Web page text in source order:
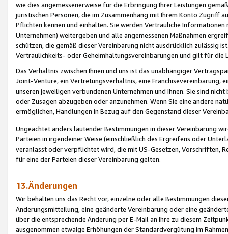
wie dies angemessenerweise für die Erbringung Ihrer Leistungen
juristischen Personen, die im Zusammenhang mit Ihrem Konto
Pflichten kennen und einhalten. Sie werden Vertrauliche
Unternehmen) weitergeben und alle angemessenen Maßnahmen
schützen, die gemäß dieser Vereinbarung nicht ausdrücklich zulässig
Vertraulichkeits- oder Geheimhaltungsvereinbarungen und gilt für die
Das Verhältnis zwischen Ihnen und uns ist das unabhängiger
Joint-Venture, ein Vertretungsverhältnis, eine Franchisevereinbarung,
unseren jeweiligen verbundenen Unternehmen und Ihnen. Sie sind
oder Zusagen abzugeben oder anzunehmen. Wenn Sie eine andere
ermöglichen, Handlungen in Bezug auf den Gegenstand dieser
Ungeachtet anders lautender Bestimmungen in dieser Vereinbarung
Parteien in irgendeiner Weise (einschließlich des Ergreifens oder
veranlasst oder verpflichtet wird, die mit US-Gesetzen, Vorschriften,
für eine der Parteien dieser Vereinbarung gelten.
13.Änderungen
Wir behalten uns das Recht vor, einzelne oder alle Bestimmungen
Änderungsmitteilung, eine geänderte Vereinbarung oder eine
über die entsprechende Änderung per E-Mail an Ihre zu diesem
ausgenommen etwaige Erhöhungen der Standardvergütung im